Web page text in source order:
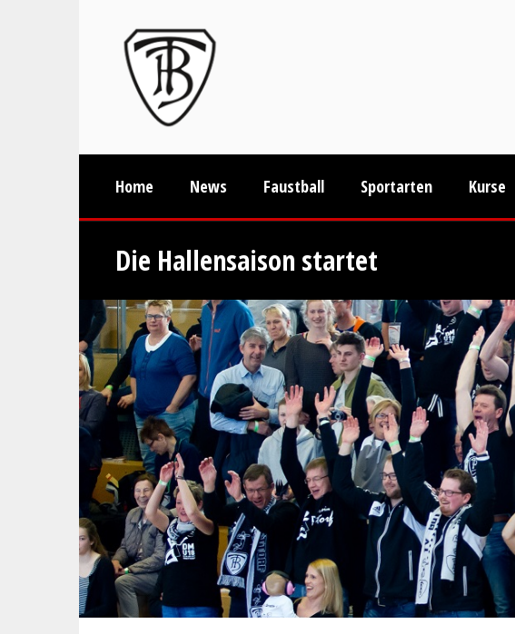
Home News Faustball Sportarten Kurse
Die Hallensaison startet